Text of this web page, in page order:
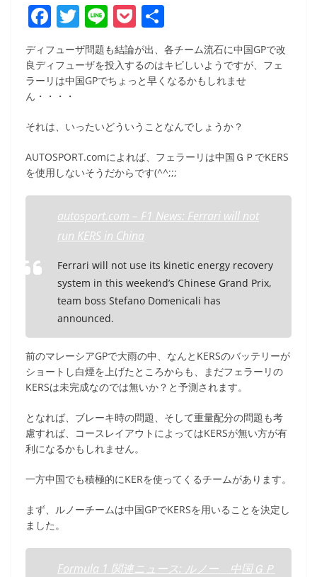
F
a
c
e
b
o
o
k
T
w
itt
er
Li
n
e
P
o
ck
et
有
ディフューザ問題も結論が出、各チーム流石に中国GPで改
良ディフューザを投入するのはキビしいようですが、フェ
ラーリは中国GPでちょっと早くなるかもしれませ
ん・・・・
それは、いったいどういうことなんでしょうか？
AUTOSPORT.comによれば、フェラーリは中国ＧＰでKERS
を使用しないそうだからです(^^;;;
autosport.com – F1 News: Ferrari will not
run KERS in China
Ferrari will not use its kinetic energy recovery
system in this weekend’s Chinese Grand Prix,
team boss Stefano Domenicali has
announced.
前のマレーシアGPで大雨の中、なんとKERSのバッテリーが
ショートし白煙を上げたところからも、まだフェラーリの
KERSは未完成なのでは無いか？と予測されます。
となれば、ブレーキ時の問題、そして重量配分の問題も考
慮すれば、コースレイアウトによってはKERSが無い方が有
利になるかもしれません。
一方中国でも積極的にKERを使ってくるチームがあります。
まず、ルノーチームは中国GPでKERSを用いることを決定し
ました。
Formula 1 関連ニュース: ルノー 中国ＧＰ